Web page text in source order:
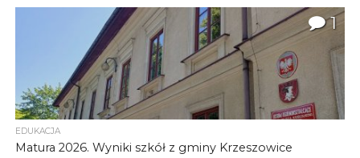
1
EDUKACJA
Matura 2026. Wyniki szkół z gminy Krzeszowice